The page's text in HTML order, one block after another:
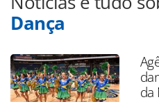
Dança
da